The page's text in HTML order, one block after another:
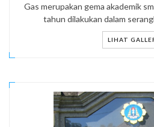
Gas merupakan gema akademik
tahun dilakukan dalam
LIHAT